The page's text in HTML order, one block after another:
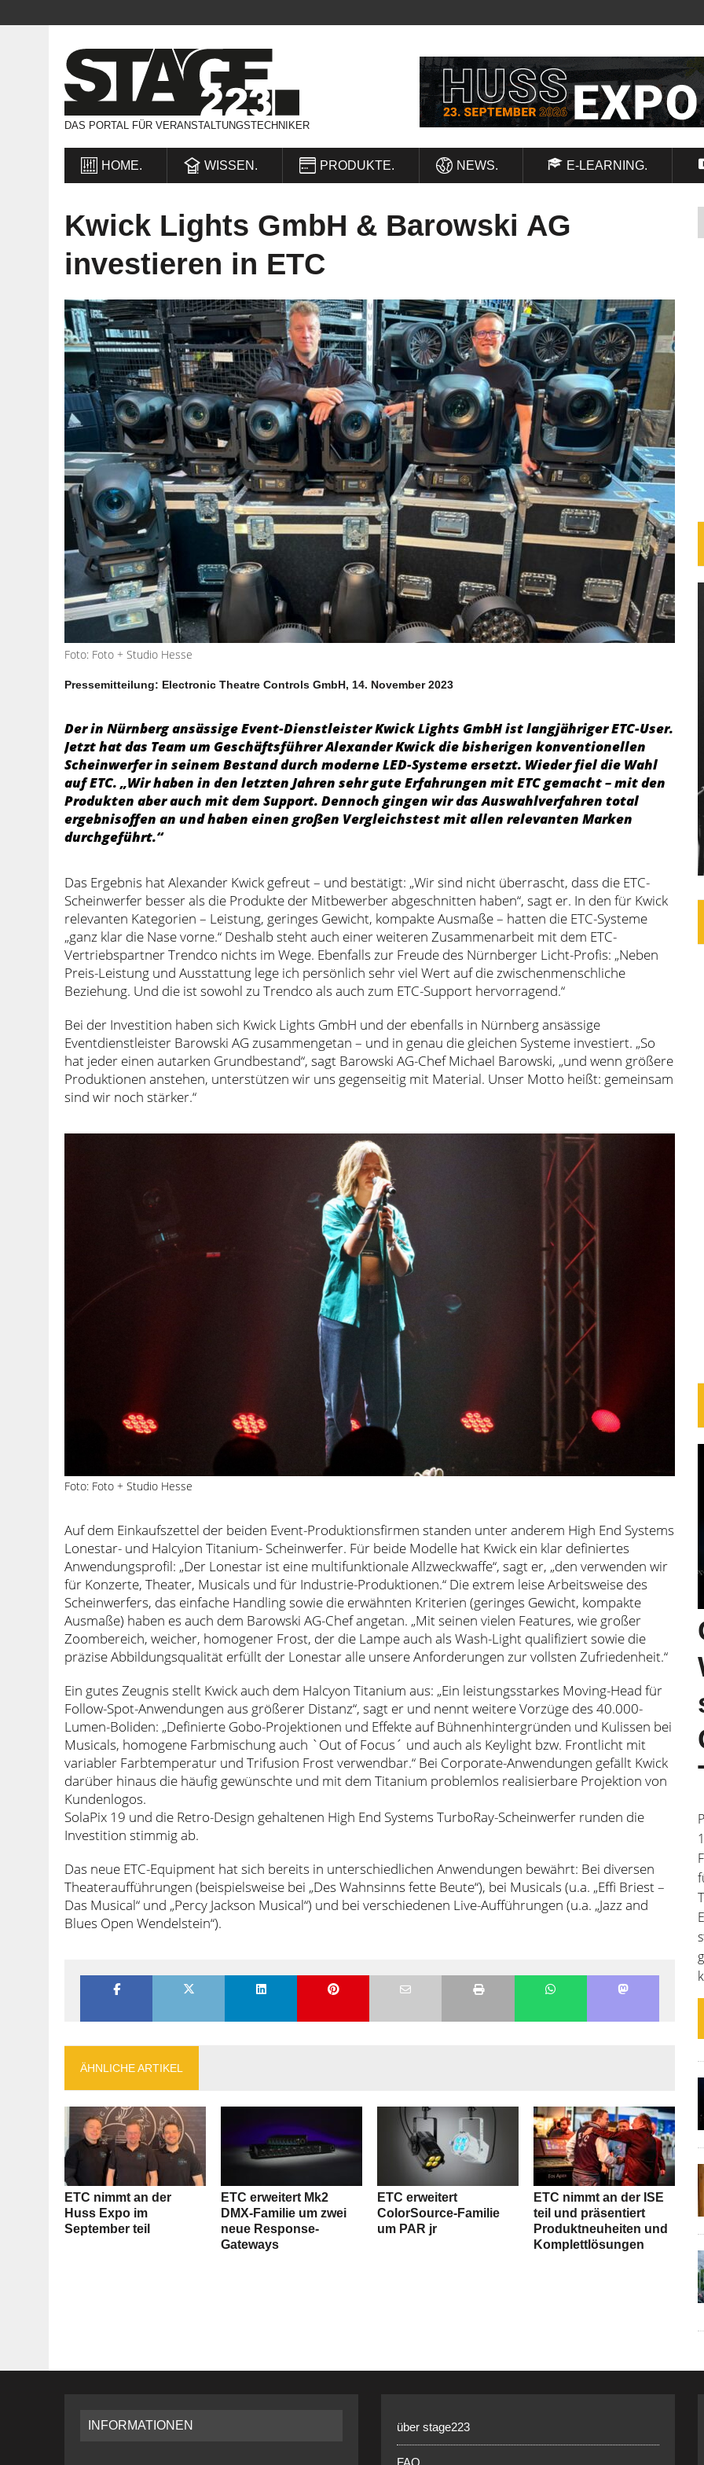
DAS PORTAL FÜR VERANSTALTUNGSTECHNIKER
HOME. WISSEN. PRODUKTE. NEWS. E-LEARNING.
Kwick Lights GmbH & Barowski AG
investieren in ETC
Foto: Foto + Studio Hesse
Pressemitteilung: Electronic Theatre Controls GmbH, 14. November 2023
Der in Nürnberg ansässige Event-Dienstleister Kwick Lights GmbH ist langjähriger ETC-User.
Jetzt hat das Team um Geschäftsführer Alexander Kwick die bisherigen konventionellen
Scheinwerfer in seinem Bestand durch moderne LED-Systeme ersetzt. Wieder fiel die Wahl
auf ETC. „Wir haben in den letzten Jahren sehr gute Erfahrungen mit ETC gemacht – mit den
Produkten aber auch mit dem Support. Dennoch gingen wir das Auswahlverfahren total
ergebnisoffen an und haben einen großen Vergleichstest mit allen relevanten Marken
durchgeführt.“
Das Ergebnis hat Alexander Kwick gefreut – und bestätigt: „Wir sind nicht überrascht, dass die ETC-
Scheinwerfer besser als die Produkte der Mitbewerber abgeschnitten haben“, sagt er. In den für Kwick
relevanten Kategorien – Leistung, geringes Gewicht, kompakte Ausmaße – hatten die ETC-Systeme
„ganz klar die Nase vorne.“ Deshalb steht auch einer weiteren Zusammenarbeit mit dem ETC-
Vertriebspartner Trendco nichts im Wege. Ebenfalls zur Freude des Nürnberger Licht-Profis: „Neben
Preis-Leistung und Ausstattung lege ich persönlich sehr viel Wert auf die zwischenmenschliche
Beziehung. Und die ist sowohl zu Trendco als auch zum ETC-Support hervorragend.“
Bei der Investition haben sich Kwick Lights GmbH und der ebenfalls in Nürnberg ansässige
Eventdienstleister Barowski AG zusammengetan – und in genau die gleichen Systeme investiert. „So
hat jeder einen autarken Grundbestand“, sagt Barowski AG-Chef Michael Barowski, „und wenn größere
Produktionen anstehen, unterstützen wir uns gegenseitig mit Material. Unser Motto heißt: gemeinsam
sind wir noch stärker.“
Foto: Foto + Studio Hesse
Auf dem Einkaufszettel der beiden Event-Produktionsfirmen standen unter anderem High End Systems
Lonestar- und Halcyion Titanium- Scheinwerfer. Für beide Modelle hat Kwick ein klar definiertes
Anwendungsprofil: „Der Lonestar ist eine multifunktionale Allzweckwaffe“, sagt er, „den verwenden wir
für Konzerte, Theater, Musicals und für Industrie-Produktionen.“ Die extrem leise Arbeitsweise des
Scheinwerfers, das einfache Handling sowie die erwähnten Kriterien (geringes Gewicht, kompakte
Ausmaße) haben es auch dem Barowski AG-Chef angetan. „Mit seinen vielen Features, wie großer
Zoombereich, weicher, homogener Frost, der die Lampe auch als Wash-Light qualifiziert sowie die
präzise Abbildungsqualität erfüllt der Lonestar alle unsere Anforderungen zur vollsten Zufriedenheit.“
Ein gutes Zeugnis stellt Kwick auch dem Halcyon Titanium aus: „Ein leistungsstarkes Moving-Head für
Follow-Spot-Anwendungen aus größerer Distanz“, sagt er und nennt weitere Vorzüge des 40.000-
Lumen-Boliden: „Definierte Gobo-Projektionen und Effekte auf Bühnenhintergründen und Kulissen bei
Musicals, homogene Farbmischung auch `Out of Focus´ und auch als Keylight bzw. Frontlicht mit
variabler Farbtemperatur und Trifusion Frost verwendbar.“ Bei Corporate-Anwendungen gefällt Kwick
darüber hinaus die häufig gewünschte und mit dem Titanium problemlos realisierbare Projektion von
Kundenlogos.
SolaPix 19 und die Retro-Design gehaltenen High End Systems TurboRay-Scheinwerfer runden die
Investition stimmig ab.
Das neue ETC-Equipment hat sich bereits in unterschiedlichen Anwendungen bewährt: Bei diversen
Theateraufführungen (beispielsweise bei „Des Wahnsinns fette Beute“), bei Musicals (u.a. „Effi Briest –
Das Musical“ und „Percy Jackson Musical“) und bei verschiedenen Live-Aufführungen (u.a. „Jazz and
Blues Open Wendelstein“).
ÄHNLICHE ARTIKEL
ETC nimmt an der
Huss Expo im
September teil
ETC erweitert Mk2
DMX-Familie um zwei
neue Response-
Gateways
ETC erweitert
ColorSource-Familie
um PAR jr
ETC nimmt an der ISE
teil und präsentiert
Produktneuheiten und
Komplettlösungen
INFORMATIONEN über stage223